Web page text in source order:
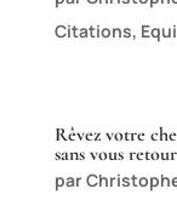
Citations,
Rêvez votre
sans vous
par